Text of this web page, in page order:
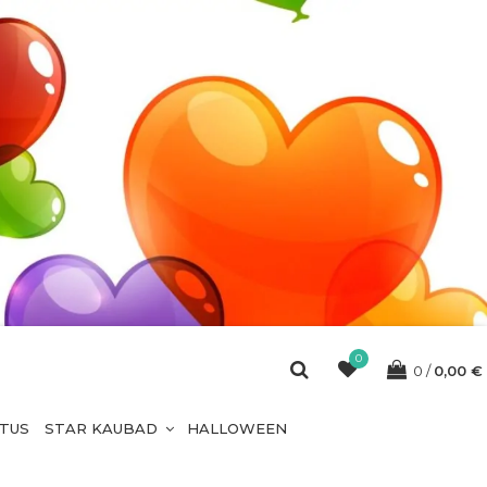
0
0 0,00 €
STAR KAUBAD HALLOWEEN